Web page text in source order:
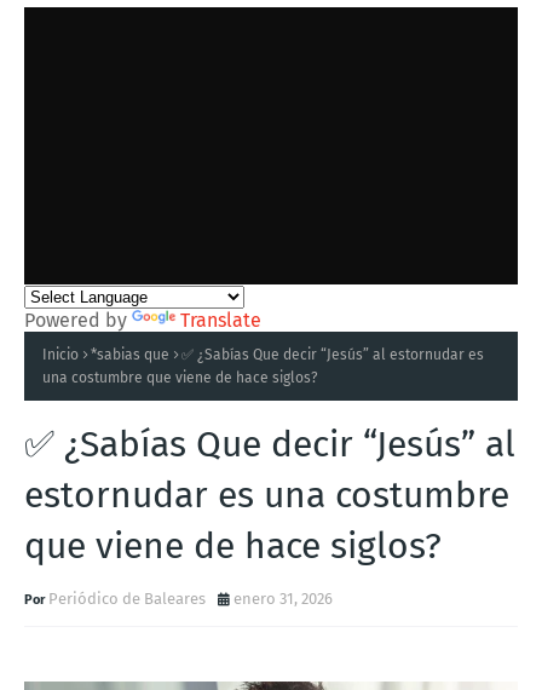
Powered by Translate
Inicio *sabias que
✅ ¿Sabías Que decir “Jesús” al estornudar es
una costumbre que viene de hace siglos?
✅ ¿Sabías Que decir “Jesús” al
estornudar es una costumbre
que viene de hace siglos?
Periódico de Baleares enero 31, 2026